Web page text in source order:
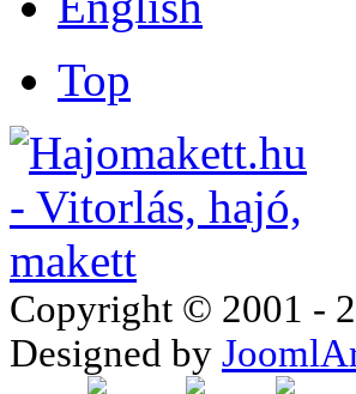
Top
Copyright © 2001 -
Designed by